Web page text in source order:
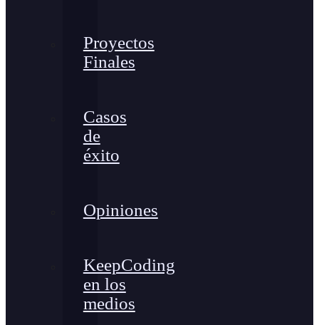
Proyectos
Finales
Casos
de
éxito
Opiniones
KeepCoding
en los
medios